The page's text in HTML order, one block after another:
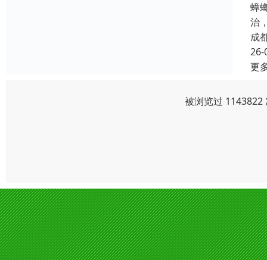
蟑
治
成
26-
更
被浏览过